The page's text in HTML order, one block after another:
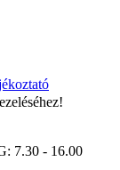
7.30 - 16.00